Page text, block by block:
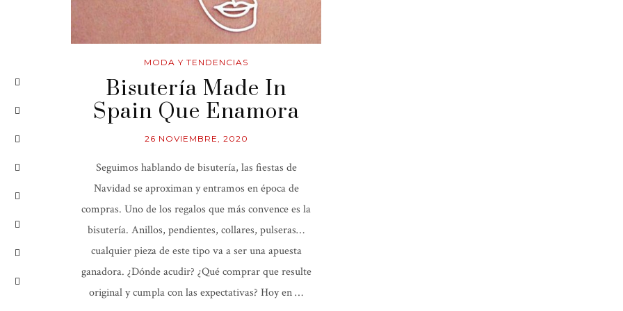
MODA Y TENDENCIAS
Bisutería Made In
Spain Que Enamora
26 NOVIEMBRE, 2020
Seguimos hablando de bisutería, las fiestas de
Navidad se aproximan y entramos en época de
compras. Uno de los regalos que más convence es la
bisutería. Anillos, pendientes, collares, pulseras…
cualquier pieza de este tipo va a ser una apuesta
ganadora. ¿Dónde acudir? ¿Qué comprar que resulte
original y cumpla con las expectativas? Hoy en …